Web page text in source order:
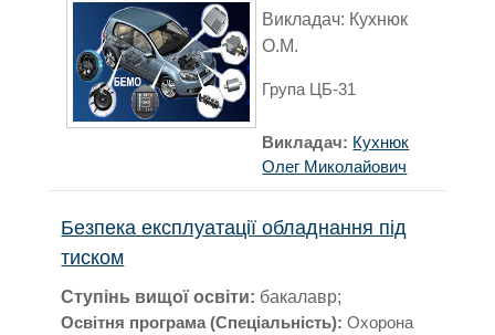
Викладач: Кухнюк
О.М.
Група ЦБ-31
Викладач: Кухнюк
Олег Миколайович
Безпека експлуатації обладнання під
тиском
Ступінь вищої освіти: бакалавр;
Освітня програма (Спеціальність):Охорона